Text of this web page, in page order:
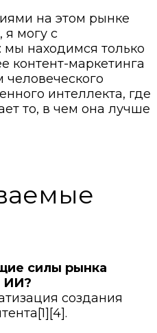
на этом рынке
я могу с
мы находимся только
контент-маркетинга
интеллекта, где
то, в чем она лучше
силы рынка
ИИ?
создания